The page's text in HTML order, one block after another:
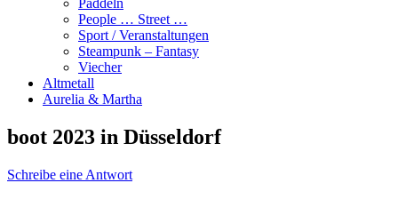
People … Street …
Sport / Veranstaltungen
Steampunk – Fantasy
Viecher
Altmetall
Aurelia & Martha
boot 2023 in Düsseldorf
Schreibe eine Antwort